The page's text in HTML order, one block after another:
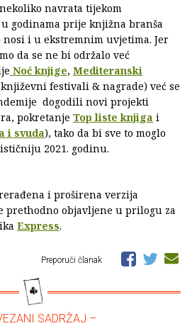
navrata tijekom
godinama prije knjižna branša
nosi i u ekstremnim uvjetima. Jer
da se ne bi održalo već
Noć knjige, Mediteranski
festivali & nagrade) već se
dogodili novi projekti
pokretanje Top liste knjiga i
i svuda), tako da bi sve to moglo
2021. godinu.
i proširena verzija
prethodno objavljene u prilogu za
Express.
Preporuči članak
SADRŽAJ –